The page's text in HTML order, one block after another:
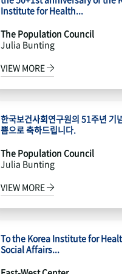
Institute for Health...
The Population Council
Julia Bunting
VIEW MORE
한국보건사회연구원의 51주년 기
쁨으로 축하드립니다.
The Population Council
Julia Bunting
VIEW MORE
To the Korea Institute for
Social Affairs...